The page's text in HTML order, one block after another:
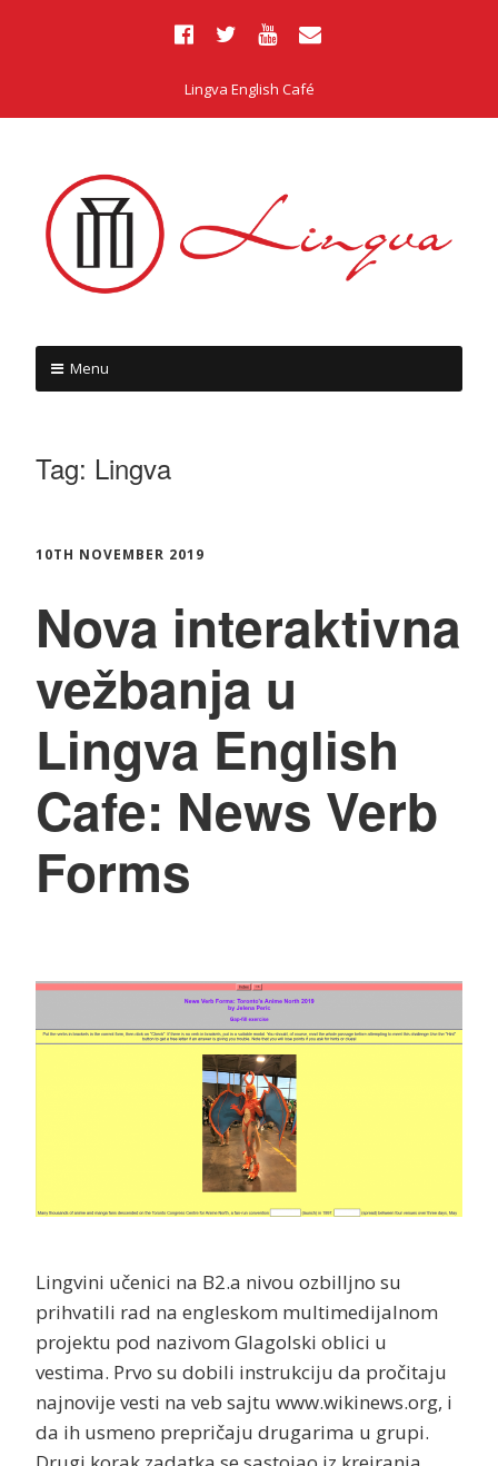
Lingva English Café
Menu
Tag: Lingva
10TH NOVEMBER 2019
Nova interaktivna
vežbanja u
Lingva English
Cafe: News Verb
Forms
Lingvini učenici na B2.a nivou ozbilljno su
prihvatili rad na engleskom multimedijalnom
projektu pod nazivom Glagolski oblici u
vestima. Prvo su dobili instrukciju da pročitaju
najnovije vesti na veb sajtu www.wikinews.org, i
da ih usmeno prepričaju drugarima u grupi.